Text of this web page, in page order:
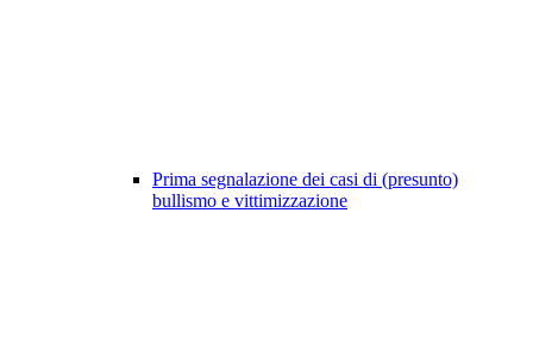
Prima segnalazione dei casi di (presunto)
bullismo e vittimizzazione